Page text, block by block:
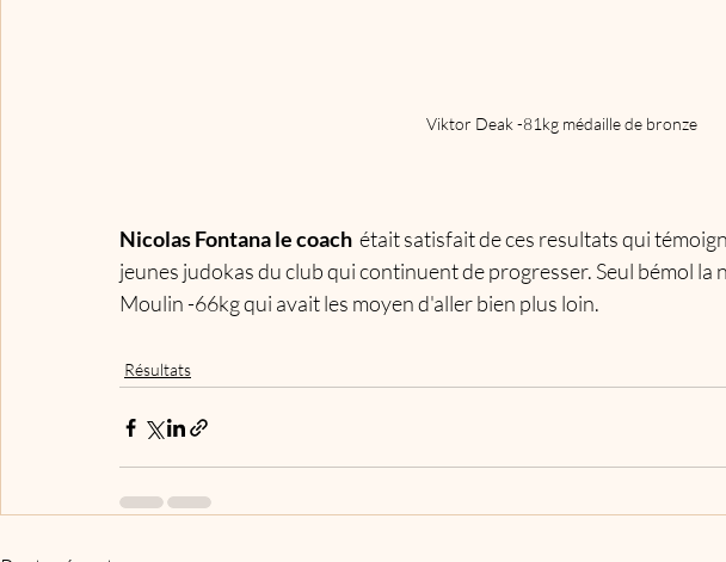
Viktor Deak -81kg médaille de bronze
Nicolas Fontana le coach
était satisfait de ces resultats qui
jeunes judokas du club qui continuent de progresser. Seul bémol la
Moulin -66kg qui avait les moyen d'aller bien plus loin.
Résultats